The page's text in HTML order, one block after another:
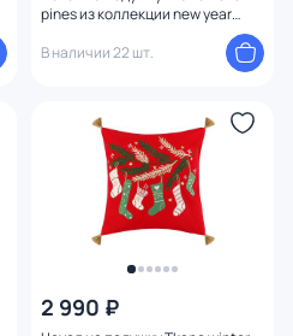
pines из коллекции new year
essential, 30х50 см BD-3180774
В наличии 22 шт.
2 990 ₽